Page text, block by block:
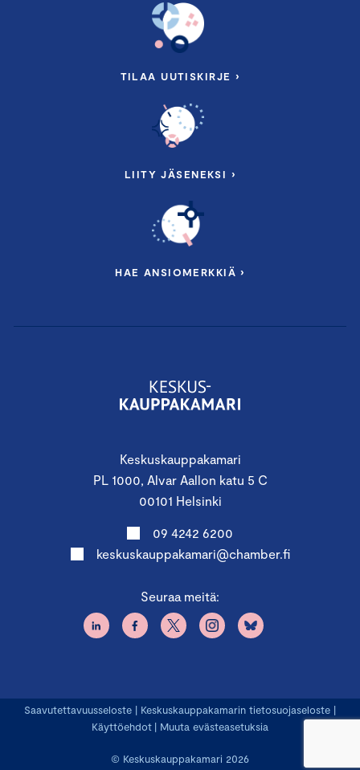
Keskuskauppakamari
PL 1000, Alvar Aallon katu 5 C
00101 Helsinki
09 4242 6200
keskuskauppakamari@chamber.fi
Seuraa meitä:
TILAA UUTISKIRJE ›
LIITY JÄSENEKSI ›
HAE ANSIOMERKKIÄ ›
© Keskuskauppakamari 2026
Saavutettavuusseloste | Keskuskauppakamarin tietosuojaseloste |
Käyttöehdot | Muuta evästeasetuksia